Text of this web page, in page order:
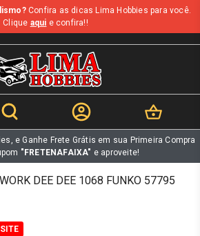
Confira as dicas Lima Hobbies para você.
Clique aqui e confira!!
e Ganhe Frete Grátis em sua Primeira Compra
"FRETENAFAIXA" e aproveite!
DEE DEE 1068 FUNKO 57795